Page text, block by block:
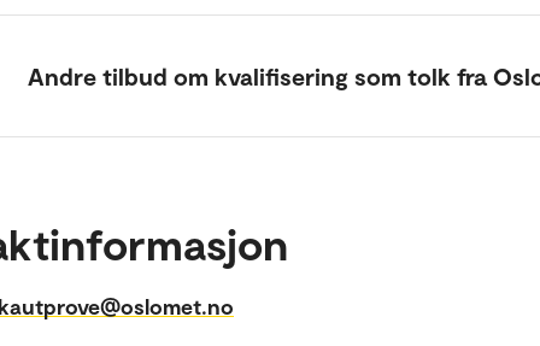
Andre tilbud om kvalifisering som tolk fra